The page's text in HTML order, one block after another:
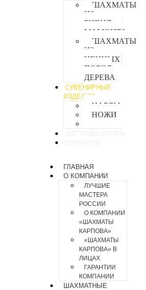
ШАХМАТЫ
ИЗ
БИВНЯ
МАМОНТА
ШАХМАТЫ
ИЗ
ЦЕННЫХ
ПОРОД
ДЕРЕВА
СУВЕНИРНЫЕ
ИЗДЕЛИЯ
НАРДЫ
НОЖИ
ГЛАВНАЯ
О КОМПАНИИ
ЛУЧШИЕ
МАСТЕРА
РОССИИ
О КОМПАНИИ
«ШАХМАТЫ
КАРПОВА»
«ШАХМАТЫ
КАРПОВА» В
ЛИЦАХ
ГАРАНТИИ
КОМПАНИИ
ШАХМАТНЫЕ